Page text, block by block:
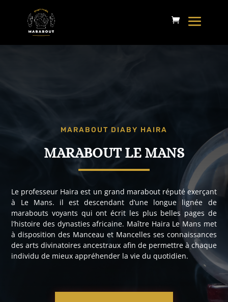
MARABOUT DIABY HAIRA
MARABOUT LE MANS
Le professeur Haira est un grand marabout réputé exerçant
à Le Mans. il est descendant d’une longue lignée de
marabouts voyants qui ont écrit les plus belles pages de
l’histoire des dynasties africaine. Maître Haira Le Mans met
à disposition des Manceau et Mancelles ses connaissances
des arts divinatoires ancestraux afin de permettre à chaque
individu de mieux appréhender la vie du quotidien.